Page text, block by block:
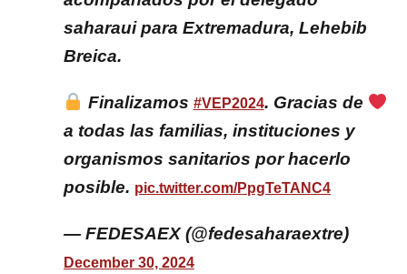
saharaui para Extremadura, Lehebib
Breica.
Finalizamos #VEP2024. Gracias de
a todas las familias, instituciones y
organismos sanitarios por hacerlo
posible. pic.twitter.com/PpgTeTANC4
— FEDESAEX (@fedesaharaextre)
December 30, 2024